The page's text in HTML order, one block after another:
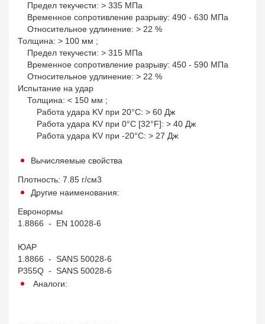
Предел текучести: > 335 МПа
Временное сопротивление разрыву: 490 - 630 МПа
Относительное удлинение: > 22 %
Толщина: > 100 мм ;
Предел текучести: > 315 МПа
Временное сопротивление разрыву: 450 - 590 МПа
Относительное удлинение: > 22 %
Испытание на удар
Толщина: < 150 мм ;
Работа удара KV при 20°С: > 60 Дж
Работа удара KV при 0°С [32°F]: > 40 Дж
Работа удара KV при -20°С: > 27 Дж
Вычисляемые свойства
Плотность: 7.85 г/см3
Другие наименования:
Евронормы
1.8866 - EN 10028-6
ЮАР
1.8866 - SANS 50028-6
P355Q - SANS 50028-6
Аналоги: